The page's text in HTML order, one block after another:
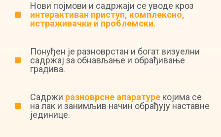
Нови појмови и садржаји се уводе кроз
интерактиван приступ, комплексно,
истраживачки и проблемски.
Понуђен је разноврстан и богат визуелни
садржај за обнављање и обрађивање
градива.
Садржи разноврсне апаратурекојима се
на лак и занимљив начин обрађују наставне
јединице.